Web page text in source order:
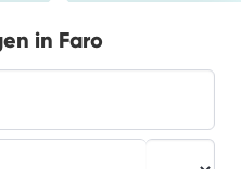
in Faro